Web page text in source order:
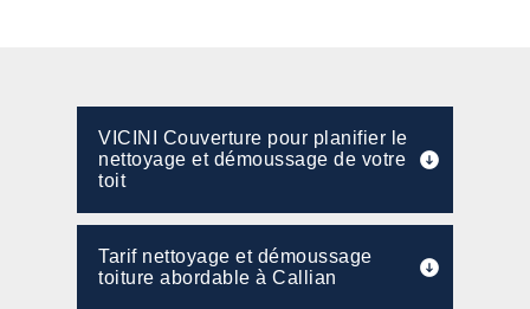
VICINI Couverture pour planifier le
nettoyage et démoussage de votre
toit
Tarif nettoyage et démoussage
toiture abordable à Callian